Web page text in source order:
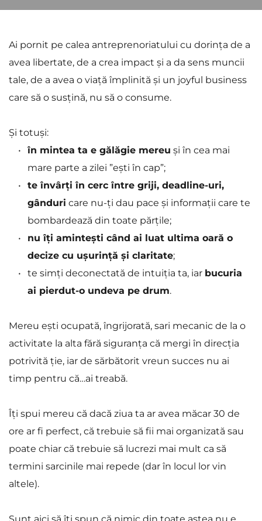
Ai pornit pe calea antreprenoriatului cu dorința de a
avea libertate, de a crea impact și a da sens muncii
tale, de a avea o viață împlinită și un joyful business
care să o susțină, nu să o consume.
Și totuși:
în mintea ta e gălăgie mereu și în cea mai
mare parte a zilei ”ești în cap”;
te învârți în cerc între griji, deadline-uri,
gânduri care nu-ți dau pace și informații care te
bombardează din toate părțile;
nu îți amintești când ai luat ultima oară o
decize cu ușurință și claritate;
te simți deconectată de intuiția ta, iar bucuria
ai pierdut-o undeva pe drum.
Mereu ești ocupată, îngrijorată, sari mecanic de la o
activitate la alta fără siguranța că mergi în direcția
potrivită ție, iar de sărbătorit vreun succes nu ai
timp pentru că…ai treabă.
Îți spui mereu că dacă ziua ta ar avea măcar 30 de
ore ar fi perfect, că trebuie să fii mai organizată sau
poate chiar că trebuie să lucrezi mai mult ca să
termini sarcinile mai repede (dar în locul lor vin
altele).